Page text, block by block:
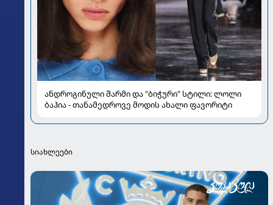
ანდროგინული შარმი და "ბიჭური" სტილი: ლოლი
ბაჰია - თანამედროვე მოდის ახალი ფავორიტი
სიახლეები